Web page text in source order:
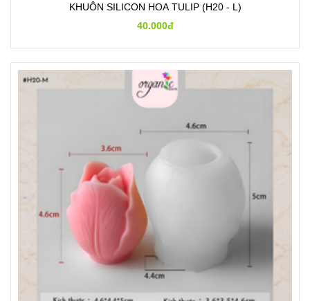
KHUÔN SILICON HOA TULIP (H20 - L)
40.000đ